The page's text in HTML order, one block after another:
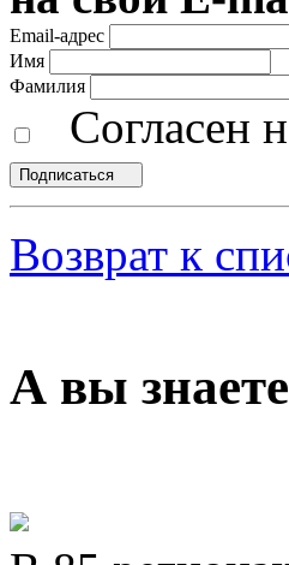
Email-адрес
Имя
Фамилия
Согласен
Подписаться
Возврат к
А вы